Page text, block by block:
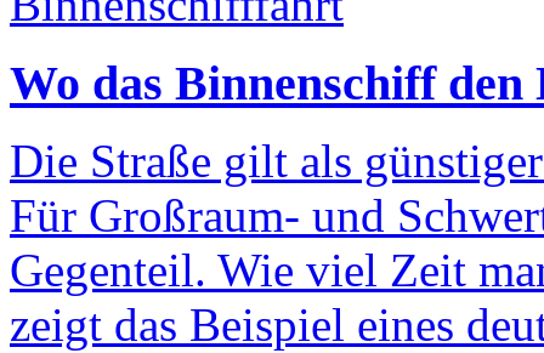
Wo das Binnenschiff
Die Straße gilt als
Für Großraum- und
Gegenteil. Wie viel Zeit
zeigt das Beispiel eines